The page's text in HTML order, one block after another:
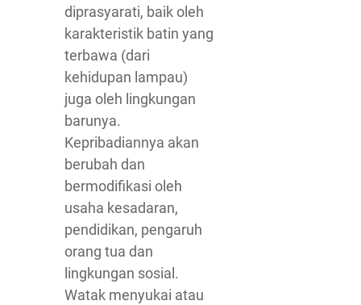
diprasyarati, baik oleh
karakteristik batin yang
terbawa (dari
kehidupan lampau)
juga oleh lingkungan
barunya.
Kepribadiannya akan
berubah dan
bermodifikasi oleh
usaha kesadaran,
pendidikan, pengaruh
orang tua dan
lingkungan sosial.
Watak menyukai atau